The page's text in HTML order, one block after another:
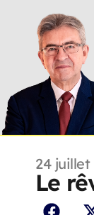
24 juillet
Le